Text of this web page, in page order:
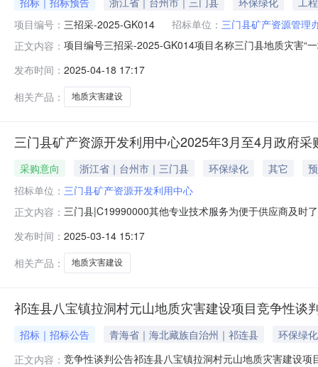
项目编号： 三招采-2025-GK014 招标单位： 三门县矿产资源管理
正文内容： 项目编号三招采-2025-GK014项目名称三门县地质灾害“
发布时间： 2025-04-18 17:17
相关产品：
地质灾害建设
三门县矿产资源开发利用中心2025年3月至4月政府采
采购意向 浙江省｜台州市｜三门县 环保绿化 其它
招标单位： 三门县矿产资源开发利用中心
正文内容： 三门县|C19990000其他专业技术服务为便于供应商及时
否面向中小企业面向中小企业落实政府采购政策功能情
项预
发布时间： 2025-03-14 15:17
相关产品：
地质灾害建设
祁连县八宝镇拉洞村元山地质灾害建设项目竞争性谈
招标｜招标公告 青海省｜海北藏族自治州｜祁连县
环保绿化
正文内容： 竞争性谈判公告祁连县八宝镇拉洞村元山地质灾害建设